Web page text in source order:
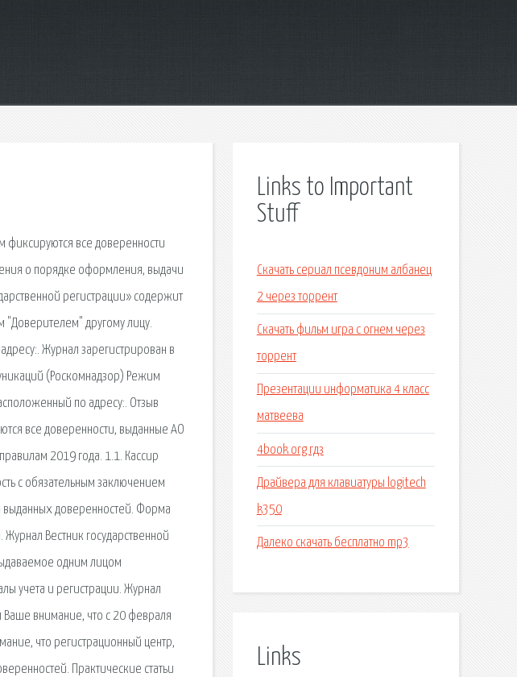
фиксируются все доверенности
о порядке оформления, выдачи
регистрации» содержит
другому лицу.
Журнал зарегистрирован в
(Роскомнадзор) Режим
по адресу:. Отзыв
все доверенности, выданные АО
2019 года. 1.1. Кассир
с обязательным заключением
выданных доверенностей. Форма
Вестник государственной
одним лицом
учета и регистрации. Журнал
внимание, что с 20 февраля
что регистрационный центр,
Практические статьи
Links to Important
Stuff
Скачать сериал псевдоним албанец
2 через торрент
Скачать фильм игра с огнем через
торрент
Презентации информатика 4 класс
матвеева
4book org гдз
Драйвера для клавиатуры logitech
k350
Далеко скачать бесплатно mp3
Links